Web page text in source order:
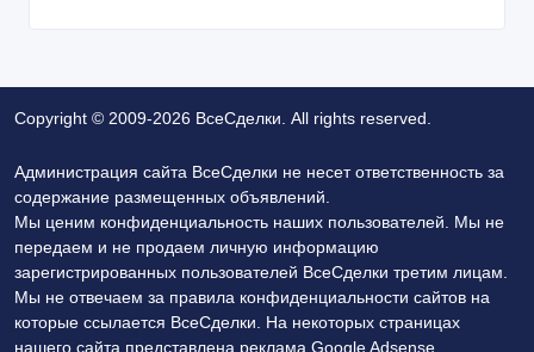
Copyright © 2009-2026 ВсеСделки. All rights reserved.
Администрация сайта ВсеСделки не несет ответственность за
содержание размещенных объявлений.
Мы ценим конфиденциальность наших пользователей. Мы не
передаем и не продаем личную информацию
зарегистрированных пользователей ВсеСделки третим лицам.
Мы не отвечаем за правила конфиденциальности сайтов на
которые ссылается ВсеСделки. На некоторых страницах
нашего сайта представлена реклама Google Adsense